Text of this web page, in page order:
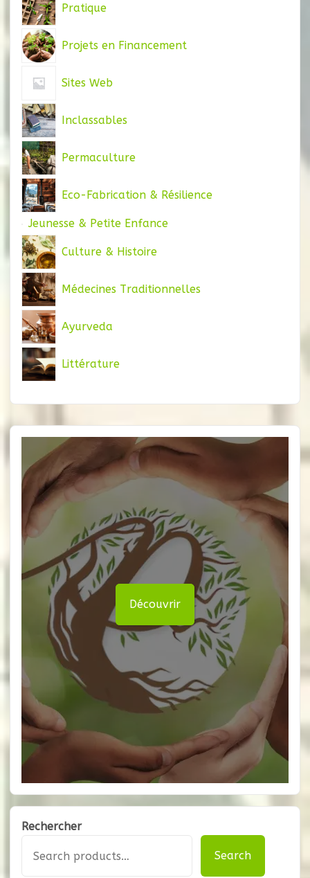
Pratique
Projets en Financement
Sites Web
Inclassables
Permaculture
Eco-Fabrication & Résilience
Jeunesse & Petite Enfance
Culture & Histoire
Médecines Traditionnelles
Ayurveda
Littérature
Découvrir
Rechercher
Search